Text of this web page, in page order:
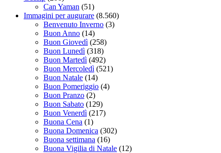
Can Yaman (51)
Immagini per augurare (8.560)
Benvenuto Inverno (3)
Buon Anno (14)
Buon Giovedì (258)
Buon Lunedì (318)
Buon Martedì (492)
Buon Mercoledì (521)
Buon Natale (14)
Buon Pomeriggio (4)
Buon Pranzo (2)
Buon Sabato (129)
Buon Venerdì (217)
Buona Cena (1)
Buona Domenica (302)
Buona settimana (16)
Buona Vigilia di Natale (12)